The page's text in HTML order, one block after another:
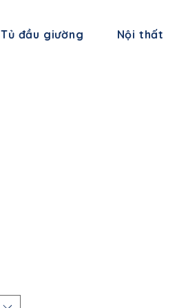
Tủ đầu giường Nội thất